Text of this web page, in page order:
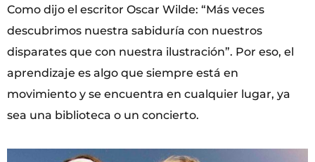
Como dijo el escritor Oscar Wilde: “Más veces
descubrimos nuestra sabiduría con nuestros
disparates que con nuestra ilustración”. Por eso, el
aprendizaje es algo que siempre está en
movimiento y se encuentra en cualquier lugar, ya
sea una biblioteca o un concierto.